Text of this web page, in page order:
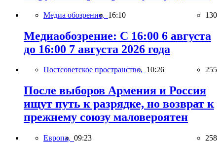
Медиа обозрение, 16:10 130
Медиаобозрение: С 16:00 6 августа
до 16:00 7 августа 2026 года
Постсоветское пространство, 10:26 255
После выборов Армения и Россия
ищут путь к разрядке, но возврат к
прежнему союзу маловероятен
Европа, 09:23 258